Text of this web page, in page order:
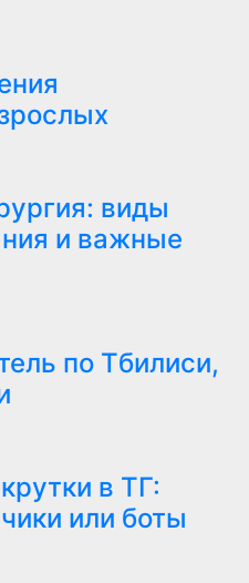
виды
и важные
по Тбилиси,
в ТГ:
или боты